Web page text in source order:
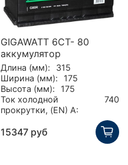
GIGAWATT 6CT- 80
аккумулятор
Длина (мм):
315
Ширина (мм):
175
Высота (мм):
175
Ток холодной
прокрутки, (EN) А:
740
15347 руб